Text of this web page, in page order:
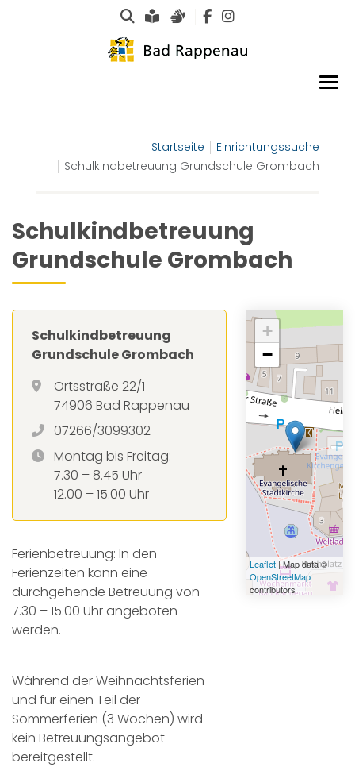
Suche
Leichte Sprache
Gebärdensprachen
Startseite
Einrichtungssuche
Schulkindbetreuung Grundschule Grombach
Schulkindbetreuung
Grundschule Grombach
Schulkindbetreuung
Grundschule Grombach
Ortsstraße 22/1
74906 Bad Rappenau
07266/3099302
Montag bis Freitag:
7.30 – 8.45 Uhr
12.00 – 15.00 Uhr
Ferienbetreuung: In den
Ferienzeiten kann eine
durchgehende Betreuung von
7.30 – 15.00 Uhr angeboten
werden.
Während der Weihnachtsferien
und für einen Teil der
Sommerferien (3 Wochen) wird
kein Betreuungsangebot
bereitgestellt.
+
−
Leaflet| Map data ©
OpenStreetMap
contributors